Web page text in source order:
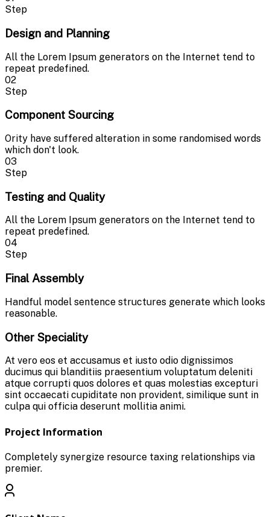
Step
Design and Planning
All the Lorem Ipsum generators on the Internet tend to
repeat predefined.
02
Step
Component Sourcing
Ority have suffered alteration in some randomised words
which don't look.
03
Step
Testing and Quality
All the Lorem Ipsum generators on the Internet tend to
repeat predefined.
04
Step
Final Assembly
Handful model sentence structures generate which looks
reasonable.
Other Speciality
At vero eos et accusamus et iusto odio dignissimos
ducimus qui blanditiis praesentium voluptatum deleniti
atque corrupti quos dolores et quas molestias excepturi
sint occaecati cupiditate non provident, similique sunt in
culpa qui officia deserunt mollitia animi.
Project Information
Completely synergize resource taxing relationships via
premier.